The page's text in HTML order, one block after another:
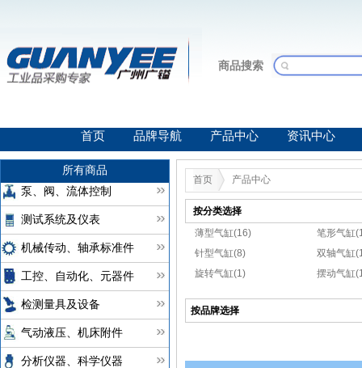
商品搜索
首页 品牌导航 产品中心 资讯中心
所有商品
泵、阀、流体控制
测试系统及仪表
机械传动、轴承标准件
工控、自动化、元器件
检测量具及设备
气动液压、机床附件
分析仪器、科学仪器
首页 产品中心
按分类选择
薄型气缸(16)
笔形气缸
针型气缸(8)
双轴气缸
旋转气缸(1)
摆动气缸
按品牌选择